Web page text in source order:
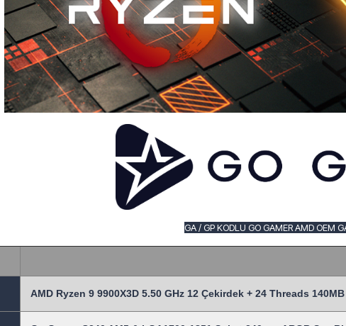
GA / GP KODLU GO GAMER AMD OEM
AMD Ryzen 9 9900X3D 5.50 GHz 12 Çekirdek + 24 Threads